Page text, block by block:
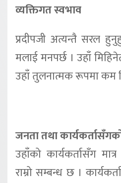
व्यक्तिगत स्वभाव
प्रदीपजी अत्यन्तै सरल
मलाई मनपर्छ । उहाँ
उहाँ तुलनात्मक रूपमा कम
जनता तथा
उहाँको कार्यकर्तासँग
राम्रो सम्बन्ध छ ।